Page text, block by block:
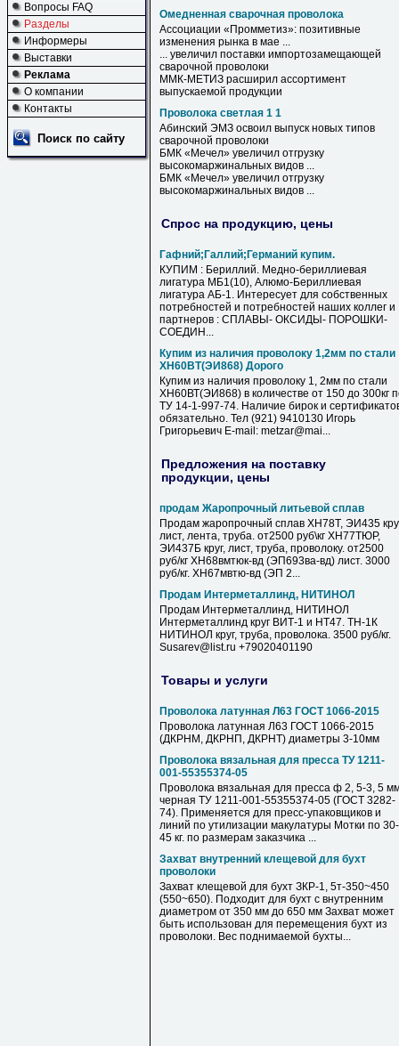
Вопросы FAQ
Разделы
Информеры
Выставки
Реклама
О компании
Контакты
Поиск по сайту
Омедненная сварочная проволока
Ассоциации «Промметиз»: позитивные
изменения рынка в мае ...
... увеличил поставки импортозамещающей
сварочной проволоки
ММК-МЕТИЗ расширил ассортимент
выпускаемой продукции
Проволока светлая 1 1
Абинский ЭМЗ освоил выпуск новых типов
сварочной проволоки
БМК «Мечел» увеличил отгрузку
высокомаржинальных видов ...
БМК «Мечел» увеличил отгрузку
высокомаржинальных видов ...
Спрос на продукцию, цены
Гафний;Галлий;Германий купим.
КУПИМ : Бериллий. Медно-бериллиевая
лигатура МБ1(10), Алюмо-Бериллиевая
лигатура АБ-1. Интересует для собственных
потребностей и потребностей наших коллег и
партнеров : СПЛАВЫ- ОКСИДЫ- ПОРОШКИ-
СОЕДИН...
Купим из наличия проволоку 1,2мм по стали
ХН60ВТ(ЭИ868) Дорого
Купим из наличия проволоку 1, 2мм по стали
ХН60ВТ(ЭИ868) в количестве от 150 до 300кг
ТУ 14-1-997-74. Наличие бирок и
обязательно. Тел (921) 9410130 Игорь
Григорьевич E-mail: metzar@mai...
Предложения на поставку
продукции, цены
продам Жаропрочный литьевой сплав
Продам жаропрочный сплав ХН78Т, ЭИ435
лист, лента, труба. от2500 руб\кг ХН77ТЮР,
ЭИ437Б круг, лист, труба, проволоку. от2500
руб/кг ХН68вмтюк-вд (ЭП693ва-вд) лист. 3000
руб/кг. ХН67мвтю-вд (ЭП 2...
Продам Интерметаллинд, НИТИНОЛ
Продам Интерметаллинд, НИТИНОЛ
Интерметаллинд круг ВИТ-1 и НТ47. ТН-1К
НИТИНОЛ круг, труба, проволока. 3500 руб/кг.
Susarev@list.ru +79020401190
Товары и услуги
Проволока латунная Л63 ГОСТ 1066-2015
Проволока латунная Л63 ГОСТ 1066-2015
(ДКРНМ, ДКРНП, ДКРНТ) диаметры 3-10мм
Проволока вязальная для пресса ТУ 1211-
001-55355374-05
Проволока вязальная для пресса ф 2, 5-3, 5
черная ТУ 1211-001-55355374-05 (ГОСТ 3282-
74). Применяется для пресс-упаковщиков и
линий по утилизации макулатуры Мотки по 30-
45 кг. по размерам заказчика ...
Захват внутренний клещевой для бухт
проволоки
Захват клещевой для бухт ЗКР-1, 5т-350~450
(550~650). Подходит для бухт с внутренним
диаметром от 350 мм до 650 мм Захват может
быть использован для перемещения бухт из
проволоки. Вес поднимаемой бухты...